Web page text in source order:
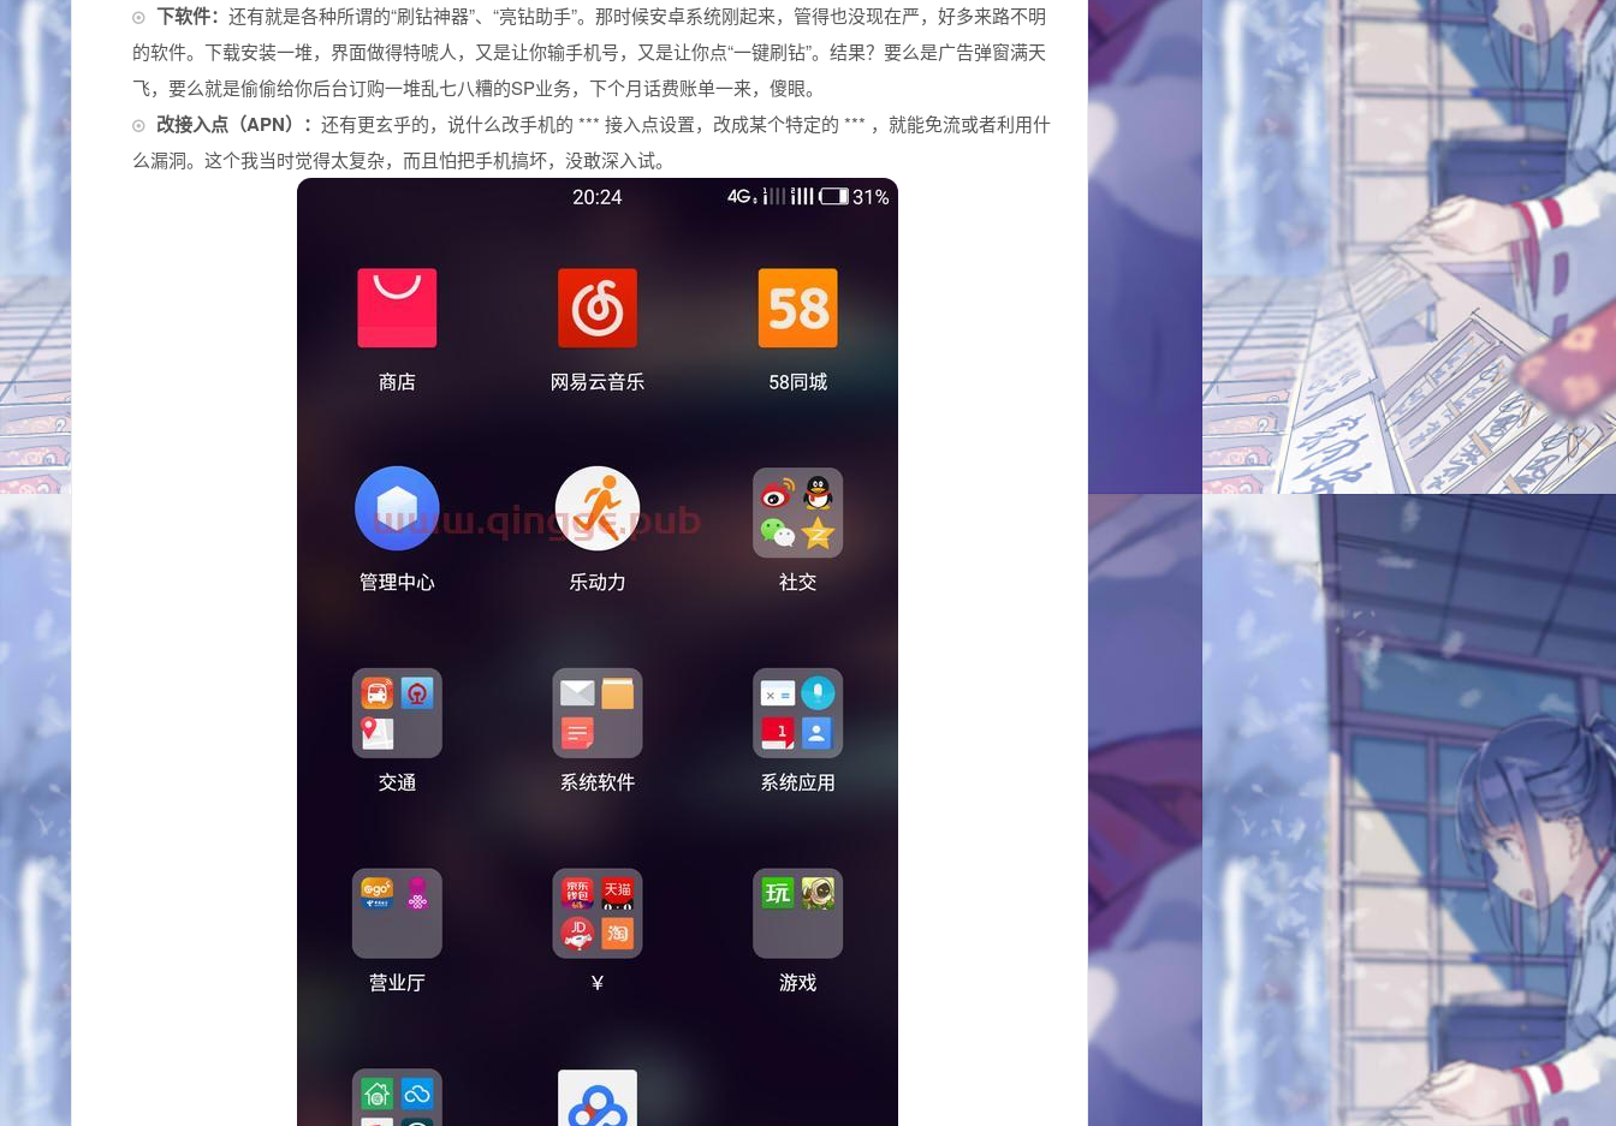
下软件： 还有就是各种所谓的“刷钻神器”、“亮钻助手”。那时候安卓系统刚起来，管得也没现在严，好多来路不明
的软件。下载安装一堆，界面做得特唬人，又是让你输手机号，又是让你点“一键刷钻”。结果？要么是广告弹窗满天
飞，要么就是偷偷给你后台订购一堆乱七八糟的SP业务，下个月话费账单一来，傻眼。
改接入点（APN）： 还有更玄乎的，说什么改手机的 *** 接入点设置，改成某个特定的 *** ，就能免流或者利用什
么漏洞。这个我当时觉得太复杂，而且怕把手机搞坏，没敢深入试。